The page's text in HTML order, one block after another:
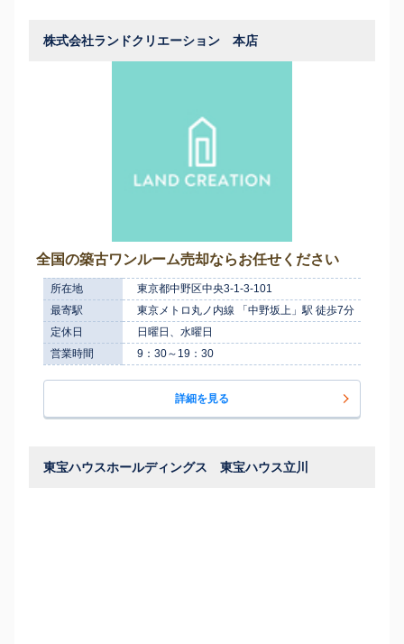
株式会社ランドクリエーション 本店
全国の築古ワンルーム売却ならお任せください
所在地
東京都中野区中央3-1-3-101
最寄駅
東京メトロ丸ノ内線 「中野坂上」駅 徒歩7分
定休日
日曜日、水曜日
営業時間
9：30～19：30
詳細を見る
東宝ハウスホールディングス 東宝ハウス立川